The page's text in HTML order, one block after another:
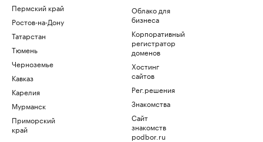
Пермский край
Ростов-на-Дону
Татарстан
Тюмень
Черноземье
Кавказ
Карелия
Мурманск
Приморский
край
Облако для
бизнеса
Корпоративный
регистратор
доменов
Хостинг
сайтов
Рег.решения
Знакомства
Сайт
знакомств
podbor.ru